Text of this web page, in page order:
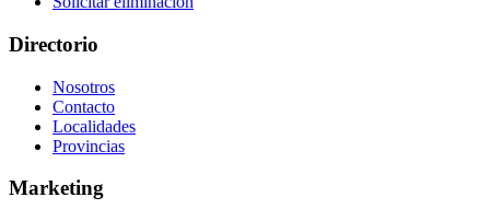
Directorio
Nosotros
Contacto
Localidades
Provincias
Marketing